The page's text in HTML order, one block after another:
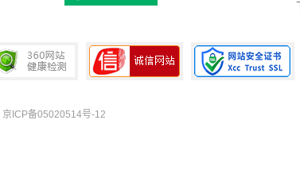
京ICP备05020514号-12